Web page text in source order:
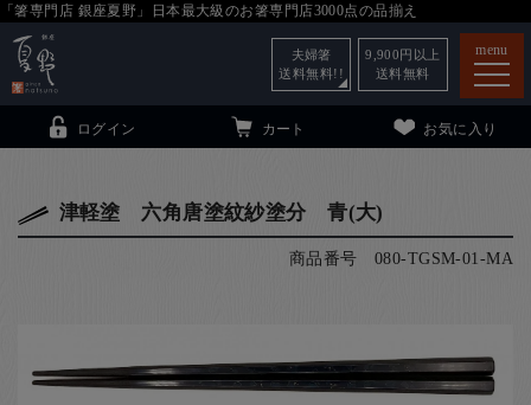
「箸専門店 銀座夏野」日本最大級のお箸専門店3000点の品揃え
menu
について
ログイン カート お気に入り
夫婦箸
送料無料!!
9,900 円以上
送料無料
津軽塗 六角唐塗紋紗塗分 青(大)
商品番号 080-TGSM-01-MA